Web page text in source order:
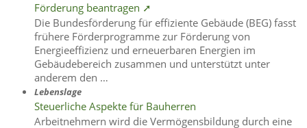
Förderung beantragen ➚
Die Bundesförderung für effiziente Gebäude (BEG) fasst
frühere Förderprogramme zur Förderung von
Energieeffizienz und erneuerbaren Energien im
Gebäudebereich zusammen und unterstützt unter
anderem den …
Lebenslage
Steuerliche Aspekte für Bauherren
Arbeitnehmern wird die Vermögensbildung durch eine